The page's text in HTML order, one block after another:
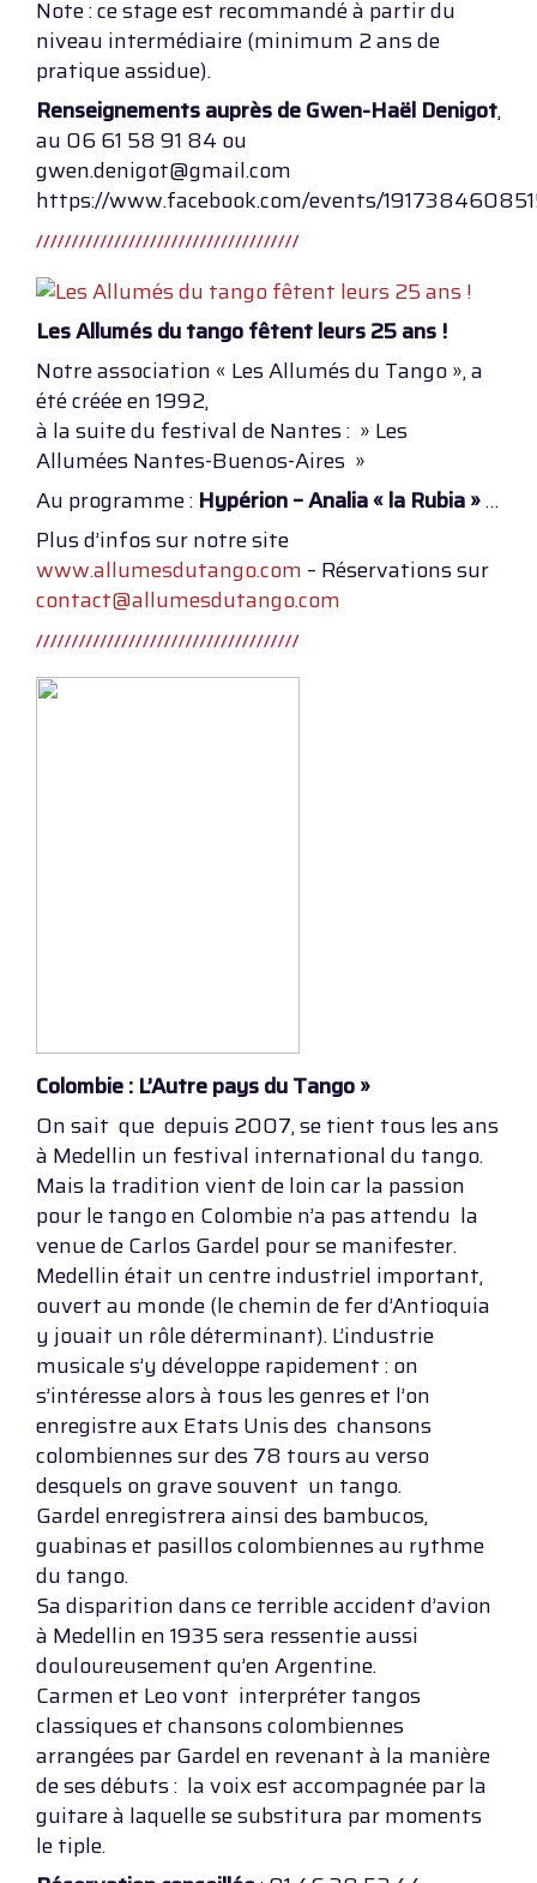
Note : ce stage est recommandé à partir du
niveau intermédiaire (minimum 2 ans de
pratique assidue).
Renseignements auprès de Gwen-Haël Denigot,
au 06 61 58 91 84 ou
gwen.denigot@gmail.com
https://www.facebook.com/events/
Les Allumés du tango fêtent leurs 25 ans !
Notre association « Les Allumés du Tango », a
été créée en 1992,
à la suite du festival de Nantes : » Les
Allumées Nantes-Buenos-Aires »
Au programme : Hypérion – Analia « la Rubia »…
Plus d’infos sur notre site
www.allumesdutango.com – Réservations sur
contact@allumesdutango.com
Colombie : L’Autre pays du Tango »
On sait que depuis 2007, se tient tous les ans
à Medellin un festival international du tango.
Mais la tradition vient de loin car la passion
pour le tango en Colombie n’a pas attendu la
venue de Carlos Gardel pour se manifester.
Medellin était un centre industriel important,
ouvert au monde (le chemin de fer d’Antioquia
y jouait un rôle déterminant). L’industrie
musicale s’y développe rapidement : on
s’intéresse alors à tous les genres et l’on
enregistre aux Etats Unis des chansons
colombiennes sur des 78 tours au verso
desquels on grave souvent un tango.
Gardel enregistrera ainsi des bambucos,
guabinas et pasillos colombiennes au rythme
du tango.
Sa disparition dans ce terrible accident d’avion
à Medellin en 1935 sera ressentie aussi
douloureusement qu’en Argentine.
Carmen et Leo vont interpréter tangos
classiques et chansons colombiennes
arrangées par Gardel en revenant à la manière
de ses débuts : la voix est accompagnée par la
guitare à laquelle se substitura par moments
le tiple.